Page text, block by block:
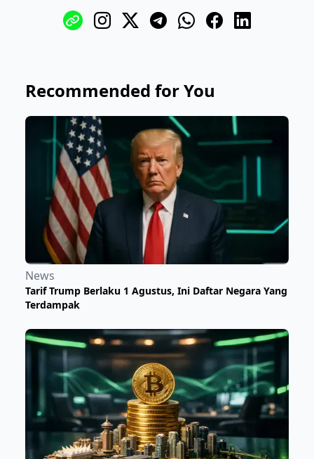
Recommended for You
News
Tarif Trump Berlaku 1 Agustus, Ini Daftar Negara Yang
Terdampak